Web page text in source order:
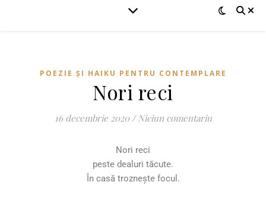
POEZIE ȘI HAIKU PENTRU CONTEMPLARE
Nori reci
16 decembrie 2020 / Niciun comentariu
Nori reci
peste dealuri tăcute.
În casă troznește focul.